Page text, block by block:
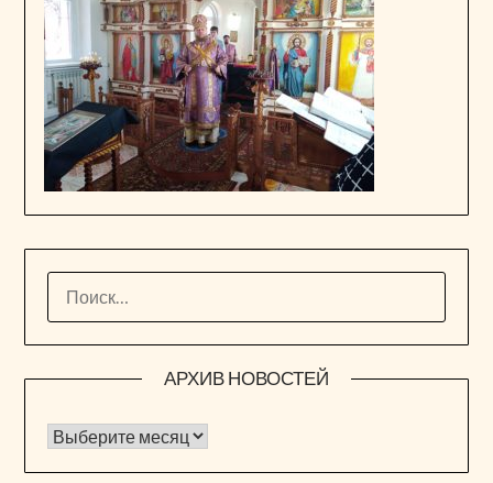
АРХИВ НОВОСТЕЙ
Архив новостей